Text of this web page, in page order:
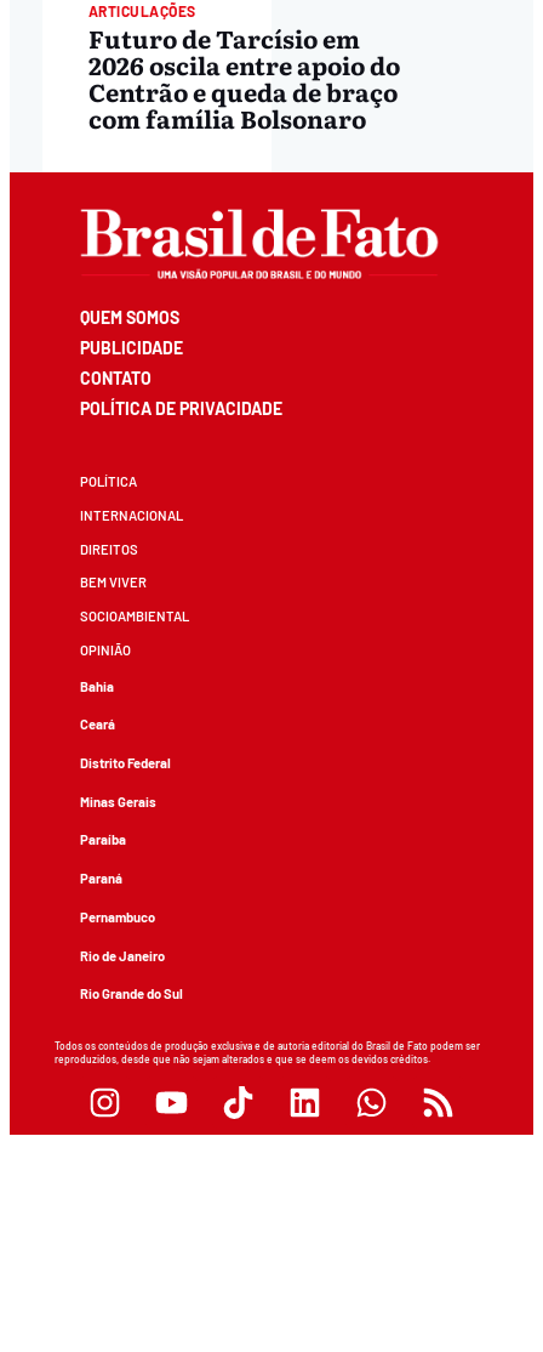
ARTICULAÇÕES
Futuro de Tarcísio em
2026 oscila entre apoio do
Centrão e queda de braço
com família Bolsonaro
QUEM SOMOS
PUBLICIDADE
CONTATO
POLÍTICA DE PRIVACIDADE
POLÍTICA
INTERNACIONAL
DIREITOS
BEM VIVER
SOCIOAMBIENTAL
OPINIÃO
Bahia
Ceará
Distrito Federal
Minas Gerais
Paraíba
Paraná
Pernambuco
Rio de Janeiro
Rio Grande do Sul
Todos os conteúdos de produção exclusiva e de autoria editorial do Brasil de Fato podem ser
reproduzidos, desde que não sejam alterados e que se deem os devidos créditos.